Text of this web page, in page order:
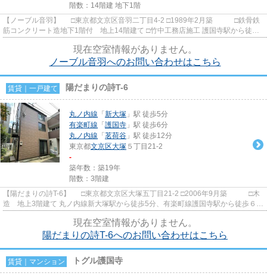
階数：14階建 地下1階
【ノーブル音羽】 □東京都文京区音羽二丁目4-2 □1989年2月築 □鉄骨鉄
筋コンクリート造地下1階付 地上14階建て □竹中工務店施工 護国寺駅から徒歩2
現在空室情報がありません。
ノーブル音羽へのお問い合わせはこちら
賃貸｜一戸建て 陽だまりの詩T-6
丸ノ内線 「 新大塚 」駅 徒歩5分
有楽町線 「 護国寺 」駅 徒歩6分
丸ノ内線 「 茗荷谷 」駅 徒歩12分
東京都文京区大塚 ５丁目21-2
-
築年数：築19年
階数：3階建
【陽だまりの詩T-6】 □東京都文京区大塚五丁目21-2 □2006年9月築 □木
造 地上3階建て 丸ノ内線新大塚駅から徒歩5分、有楽町線護国寺駅から徒歩６分
現在空室情報がありません。
陽だまりの詩T-6へのお問い合わせはこちら
賃貸｜マンション トグル護国寺